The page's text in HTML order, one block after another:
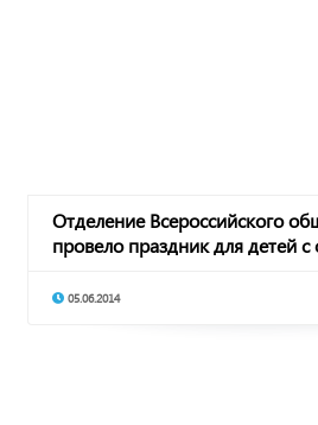
Отделение Всероссийского
провело праздник для детей
05.06.2014